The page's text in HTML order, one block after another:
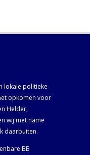
lokale politieke
opkomen voor
Helder,
wij met name
daarbuiten.
BB